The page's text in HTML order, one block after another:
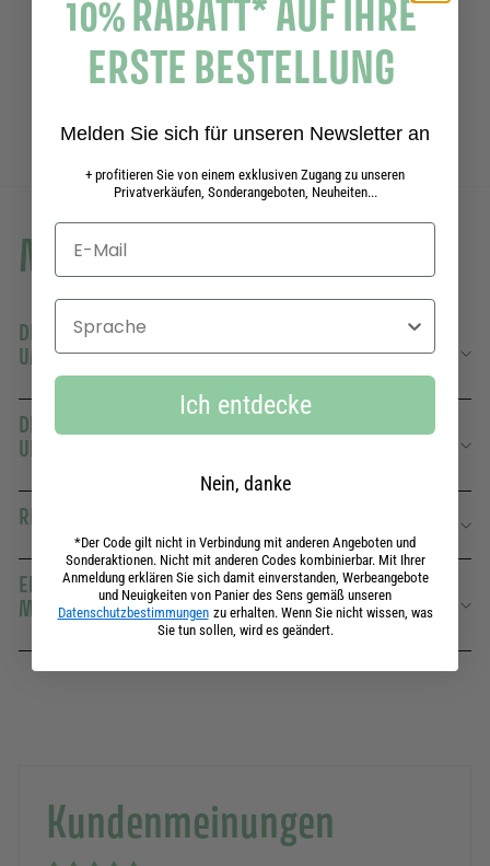
In den
Duschgel - Betörende Rose 200ml
184 reviews
8,00€8,00€
Mehr erfahren
DIE SAVON DE MARSEILLE FLÜSSIG
UMWELTFREUNDLICHEN FORMAT
DIE GLEICHE FORMEL, ZU 97 % NATÜRLICHEN
URSPRUNGS
REICH AN ÖLEN FÜR STETS WEICHE HÄNDE
EIN ROSENDUFT, KREIERT VON UNSEREM
MEISTERPARFÜMEUR
Kundenmeinungen
10% RABATT* AUF IHRE
ERSTE BESTELLUNG
Melden Sie sich für unseren Newsletter an
+ profitieren Sie von einem exklusiven Zugang zu unseren
Privatverkäufen, Sonderangeboten, Neuheiten...
Sprache
Ich entdecke
Nein, danke
*Der Code gilt nicht in Verbindung mit anderen Angeboten und
Sonderaktionen. Nicht mit anderen Codes kombinierbar. Mit Ihrer
Anmeldung erklären Sie sich damit einverstanden, Werbeangebote
und Neuigkeiten von Panier des Sens gemäß unseren
Datenschutzbestimmungen zu erhalten. Wenn Sie nicht wissen, was
Sie tun sollen, wird es geändert.